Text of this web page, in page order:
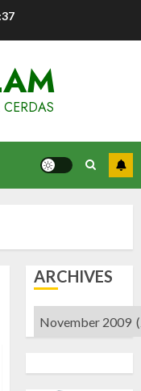
ARCHIVES
Archives